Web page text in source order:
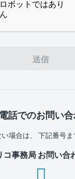
送信
話でのお問い
場合は、 下記番号ま
コ事務局 お問い合